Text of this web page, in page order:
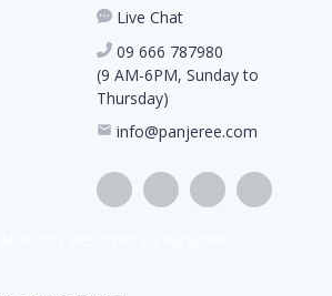
Live Chat
09 666 787980
(9 AM-6PM, Sunday to
Thursday)
info@panjeree.com